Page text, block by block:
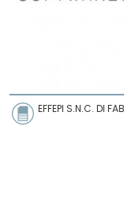
EFFEPI S.N.C. DI